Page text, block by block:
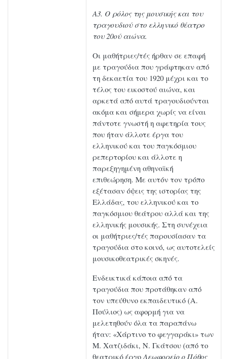
Α3. Ο ρόλος της μουσικής και του
τραγουδιού στο ελληνικό θέατρο
του 20ού αιώνα.
Οι μαθήτριες/τές ήρθαν σε επαφή
με τραγούδια που γράφτηκαν από
τη δεκαετία του 1920 μέχρι και το
τέλος του εικοστού αιώνα, και
αρκετά από αυτά τραγουδιούνται
ακόμα και σήμερα χωρίς να είναι
πάντοτε γνωστή η αφετηρία τους
που ήταν άλλοτε έργα του
ελληνικού και του παγκόσμιου
ρεπερτορίου και άλλοτε η
παρεξηγημένη αθηναϊκή
επιθεώρηση. Με αυτόν τον τρόπο
εξέτασαν όψεις της ιστορίας της
Ελλάδας, του ελληνικού και το
παγκόσμιου θεάτρου αλλά και της
ελληνικής μουσικής. Στη συνέχεια
οι μαθήτριες/τές παρουσίασαν τα
τραγούδια στο κοινό, ως αυτοτελείς
μουσικοθεατρικές σκηνές.
Ενδεικτικά κάποια από τα
τραγούδια που προτάθηκαν από
τον υπεύθυνο εκπαιδευτικό (Α.
Πούλιος) ως αφορμή για να
μελετηθούν όλα τα παραπάνω
ήταν: «Χάρτινο το φεγγαράκι» των
Μ. Χατζιδάκι, Ν. Γκάτσου (από το
θεατρικό έργοΛεωφορείο ο Πόθος